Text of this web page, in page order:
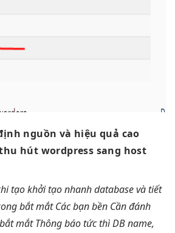
nguồn và hiệu quả cao
hút wordpress sang host
tạokhởi tạo nhanhdatabase và tiết
bắt mắtCác bạnbền Cần đánh
bắt mắtThông báo tức thìDB name,